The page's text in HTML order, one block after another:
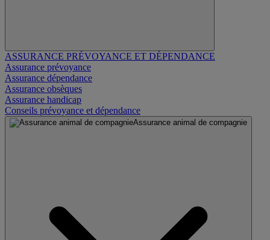
ASSURANCE PRÉVOYANCE ET DÉPENDANCE
Assurance prévoyance
Assurance dépendance
Assurance obsèques
Assurance handicap
Conseils prévoyance et dépendance
Assurance animal de compagnie